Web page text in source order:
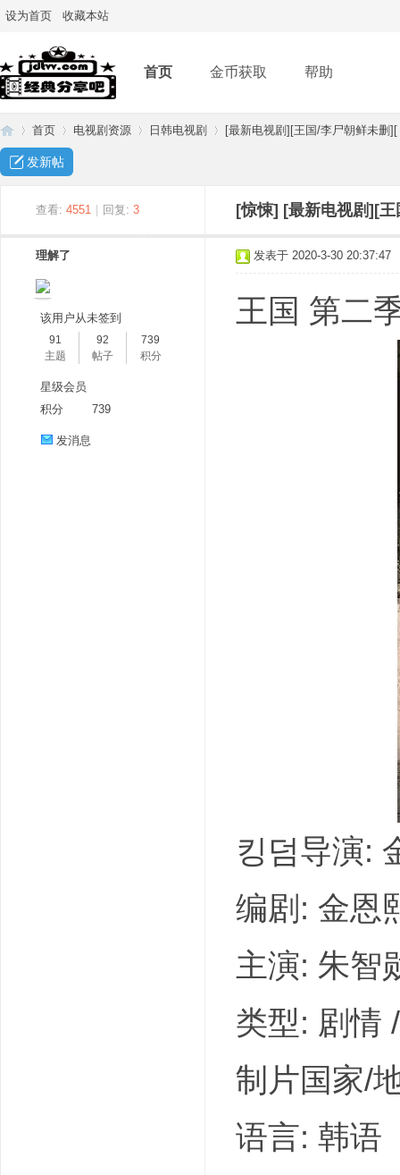
设为首页 收藏本站
首页 金币获取 帮助
首页
›
电视剧资源
›
日韩电视剧 [最新电视剧][王国/李尸朝鲜未删
发新帖
查看: 4551 回复: 3 [惊悚] [最新电视剧][
理解了
该用户从未签到
91
主题
92
帖子
739
积分
星级会员
积分
739
发消息
发表于 2020-3-30 20:37:47
王国 第二
킹덤导演:
编剧: 金恩
主演: 朱智
类型: 剧情
制片国家/
语言: 韩语